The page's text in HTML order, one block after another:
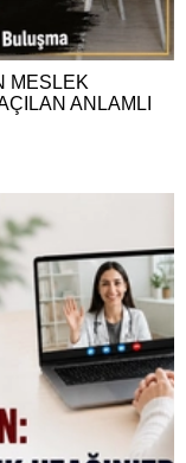
MESLEK
ANLAMLI